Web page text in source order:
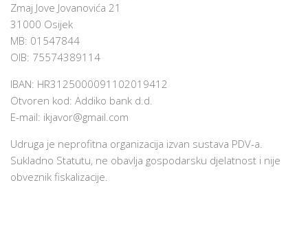
Zmaj Jove Jovanovića 21
31000 Osijek
MB: 01547844
OIB: 75574389114
IBAN: HR3125000091102019412
Otvoren kod: Addiko bank d.d.
E-mail: ikjavor@gmail.com
Udruga je neprofitna organizacija izvan sustava PDV-a.
Sukladno Statutu, ne obavlja gospodarsku djelatnost i nije
obveznik fiskalizacije.